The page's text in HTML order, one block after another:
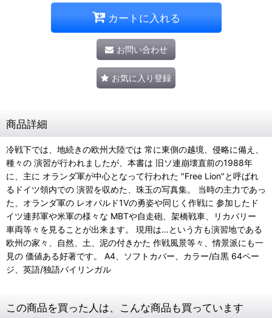
カートに入れる
お問い合わせ
お気に入り登録
商品詳細
冷戦下では、地続きの欧州大陸では 常に東側の越境、侵略に備え、
種々の 演習が行われましたが、本書は 旧ソ連崩壊直前の1988年
に、主に オランダ軍が中心となって行われた "Free Lion"と呼ばれ
るドイツ領内での 演習を収めた、珠玉の写真集。 当時の主力であっ
た、オランダ軍の レオパルド1Vの勇姿や同じく作戦に 参加したド
イツ連邦軍や米軍の様々な MBTや自走砲、架橋戦車、リカバリー
車両等々を見ることが出来ます。 現用は…という方も演習地である
欧州の家々、自然、土、泥の付きかた 作戦風景等々、情景派にも一
見の 価値ある好著です。 A4、ソフトカバー、カラー/白黒 64ペー
ジ、英語/独語バイリンガル
この商品を買った人は、こんな商品も買っています